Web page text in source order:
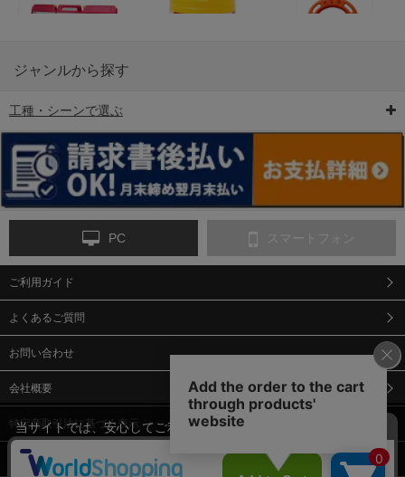
6-矢印板/LED矢印板
ンス
9-点字マット・タイ
12-安全ベスト
13-誘導灯・誘導棒・
14-ライフジャケット
ジャンルから探す
工種・シーンで選ぶ
PC スマートフォン
ご利用ガイド
よくあるご質問
お問い合わせ
会社概要
特定商取引法に基づく表示
個人情報保護方針
当サイトでは、安心してご利用いただくため（なりすまし防止
等）、またサイトの利便性向上のため、クッキー(Cookie)を使用
しています。 サイトのクッキー(Cookie)の使用に関しては、「プ